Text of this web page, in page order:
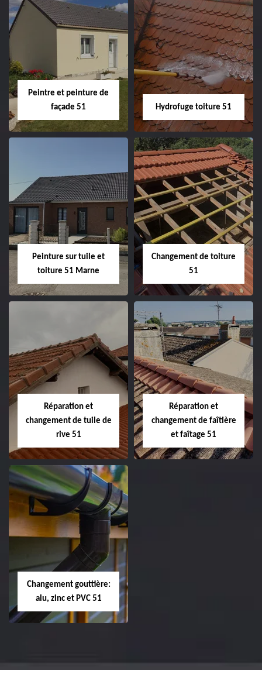
Peintre intérieur
Habillage planche
de rive 51
Peintre et peinture de
façade 51
Peintre et peinture
de façade 51
Hydrofuge toiture 51
Hydrofuge toiture
51
Peinture sur tuile et
toiture 51 Marne
Peinture sur tuile
et toiture 51
Marne
Changement de toiture
51
Changement de
toiture 51
Réparation et
changement de tuile de
rive 51
Réparation et
changement de
tuile de rive 51
Réparation et
changement de faîtière
et faîtage 51
Changement gouttière:
alu, zinc et PVC 51